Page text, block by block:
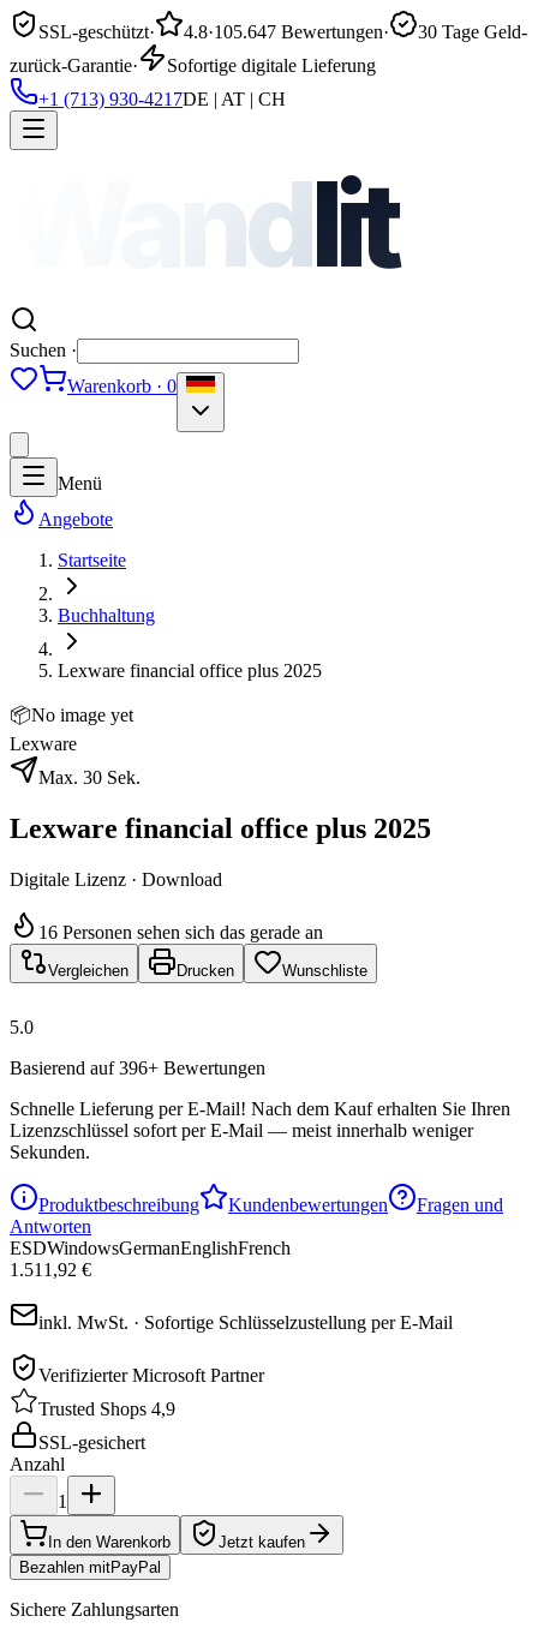
SSL-geschützt· 4.8·105.647 Bewertungen·
30 Tage Geld-
zurück-Garantie·
Sofortige digitale Lieferung
+1 (713) 930-4217DE | AT | CH
Wandlit
Suchen ·
Warenkorb · 0
Menü
Angebote
Startseite
Buchhaltung
Lexware financial office plus 2025
📦No image yet
Lexware
Max. 30 Sek.
Lexware financial office plus 2025
Digitale Lizenz · Download
16 Personen sehen sich das gerade an
Vergleichen Drucken Wunschliste
5.0
Basierend auf 396+ Bewertungen
Schnelle Lieferung per E-Mail! Nach dem Kauf erhalten Sie Ihren
Lizenzschlüssel sofort per E-Mail — meist innerhalb weniger
Sekunden.
Produktbeschreibung Kundenbewertungen
Fragen und
Antworten
ESDWindowsGermanEnglishFrench
1.511,92 €
inkl. MwSt. · Sofortige Schlüsselzustellung per E-Mail
Verifizierter Microsoft Partner
Trusted Shops 4,9
SSL-gesichert
Anzahl
1
In den Warenkorb
Jetzt kaufen
Bezahlen mitPayPal
Sichere Zahlungsarten